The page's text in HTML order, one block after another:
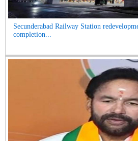
Secunderabad Railway Station
completion...